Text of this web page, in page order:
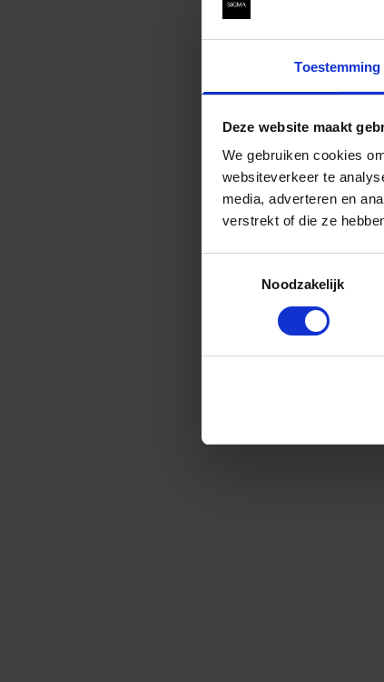
Toestemming
Deze website maakt
We gebruiken cookies
websiteverkeer te
media, adverteren en
verstrekt of die ze
Noodzakelijk
€3 820
AJOUTER